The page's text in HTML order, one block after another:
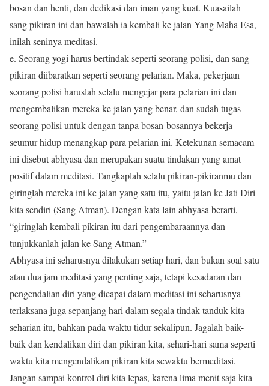
bosan dan henti, dan dedikasi dan iman yang kuat. Kuasailah
sang pikiran ini dan bawalah ia kembali ke jalan Yang Maha Esa,
inilah seninya meditasi.
e. Seorang yogi harus bertindak seperti seorang polisi, dan sang
pikiran diibaratkan seperti seorang pelarian. Maka, pekerjaan
seorang polisi haruslah selalu mengejar para pelarian ini dan
mengembalikan mereka ke jalan yang benar, dan sudah tugas
seorang polisi untuk dengan tanpa bosan-bosannya bekerja
seumur hidup menangkap para pelarian ini. Ketekunan semacam
ini disebut abhyasa dan merupakan suatu tindakan yang amat
positif dalam meditasi. Tangkaplah selalu pikiran-pikiranmu dan
giringlah mereka ini ke jalan yang satu itu, yaitu jalan ke Jati Diri
kita sendiri (Sang Atman). Dengan kata lain abhyasa berarti,
“giringlah kembali pikiran itu dari pengembaraannya dan
tunjukkanlah jalan ke Sang Atman.”
Abhyasa ini seharusnya dilakukan setiap hari, dan bukan soal satu
atau dua jam meditasi yang penting saja, tetapi kesadaran dan
pengendalian diri yang dicapai dalam meditasi ini seharusnya
terlaksana juga sepanjang hari dalam segala tindak-tanduk kita
seharian itu, bahkan pada waktu tidur sekalipun. Jagalah baik-
baik dan kendalikan diri dan pikiran kita, sehari-hari sama seperti
waktu kita mengendalikan pikiran kita sewaktu bermeditasi.
Jangan sampai kontrol diri kita lepas, karena lima menit saja kita